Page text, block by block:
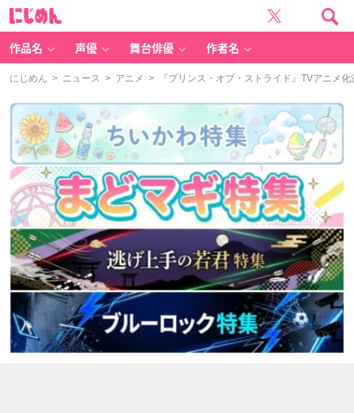
作品名 声優 舞台俳優 作者名
にじめん > ニュース > アニメ > 『プリンス・オブ・ストライド』TVアニメ